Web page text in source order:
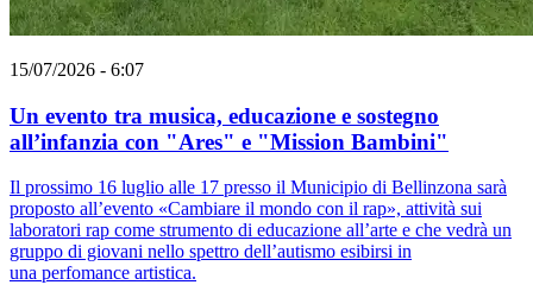
15/07/2026 - 6:07
Un evento tra musica, educazione e sostegno
all’infanzia con "Ares" e "Mission Bambini"
Il prossimo 16 luglio alle 17 presso il Municipio di Bellinzona sarà
proposto all’evento «Cambiare il mondo con il rap», attività sui
laboratori rap come strumento di educazione all’arte e che vedrà un
gruppo di giovani nello spettro dell’autismo esibirsi in
una perfomance artistica.